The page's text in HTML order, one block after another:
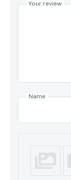
Your review
Name